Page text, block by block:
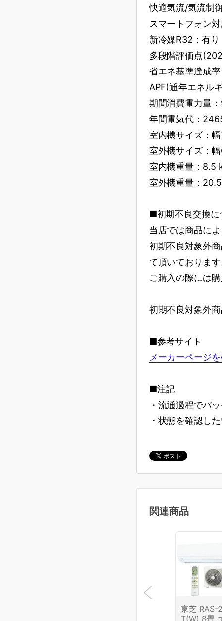
快適気流/気流制
スマートフォン
新冷媒R32：有り
多段階評価点
省エネ基準達成
APF(通年エネル
期間消費電力量
年間電気代：
室内機サイズ：
室外機サイズ：
室内機重量：8.5
室外機重量：
■初期不良交換に
当店では商品に
初期不良対象外
て頂いておりま
ご購入の際には
初期不良対象外
■参考サイト
メーカーページ
■注記
・流通過程でパ
・状態を確認し
関連商品
東芝 RAS-
T(W) 8畳